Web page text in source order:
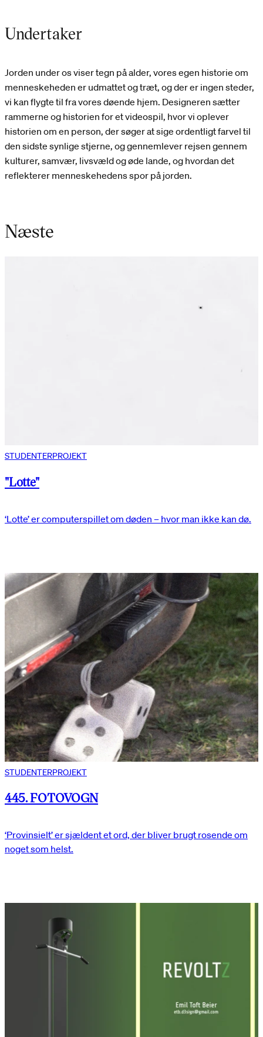
Undertaker
Jorden under os viser tegn på alder, vores egen historie om
menneskeheden er udmattet og træt, og der er ingen steder,
vi kan flygte til fra vores døende hjem. Designeren sætter
rammerne og historien for et videospil, hvor vi oplever
historien om en person, der søger at sige ordentligt farvel til
den sidste synlige stjerne, og gennemlever rejsen gennem
kulturer, samvær, livsvæld og øde lande, og hvordan det
reflekterer menneskehedens spor på jorden.
Næste
STUDENTERPROJEKT
"Lotte"
‘Lotte’ er computerspillet om døden – hvor man ikke kan dø.
STUDENTERPROJEKT
445. FOTOVOGN
‘Provinsielt’ er sjældent et ord, der bliver brugt rosende om
noget som helst.